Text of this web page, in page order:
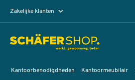
Zakelijke klanten
Kantoorbenodigdheden Kantoormeubilair